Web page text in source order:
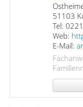
51103
Tel:
Web:
E-Mail: